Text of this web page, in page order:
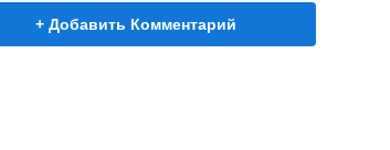
+ Добавить Комментарий